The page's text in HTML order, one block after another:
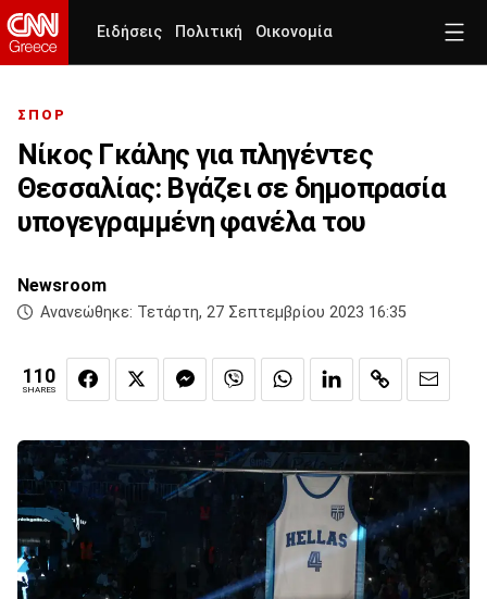
Ειδήσεις Πολιτική Οικονομία
ΣΠΟΡ
Νίκος Γκάλης για πληγέντες
Θεσσαλίας: Βγάζει σε δημοπρασία
υπογεγραμμένη φανέλα του
Newsroom
Ανανεώθηκε: Τετάρτη, 27 Σεπτεμβρίου 2023 16:35
110
SHARES